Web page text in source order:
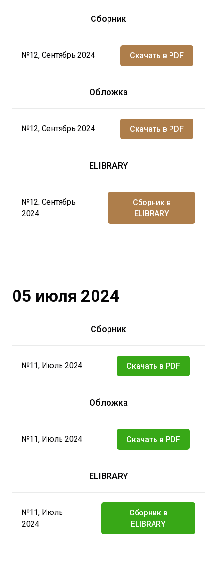
Сборник
№12, Сентябрь 2024 Скачать в PDF
Обложка
№12, Сентябрь 2024 Скачать в PDF
ELIBRARY
№12, Сентябрь
2024
Сборник в
ELIBRARY
05 июля 2024
Сборник
№11, Июль 2024 Скачать в PDF
Обложка
№11, Июль 2024 Скачать в PDF
ELIBRARY
№11, Июль
2024
Сборник в
ELIBRARY